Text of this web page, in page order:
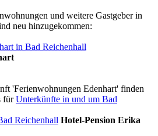
und weitere Gastgeber in
neu hinzugekommen:
'Ferienwohnungen Edenhart' finden
fürUnterkünfte in und um Bad
Hotel-Pension Erika